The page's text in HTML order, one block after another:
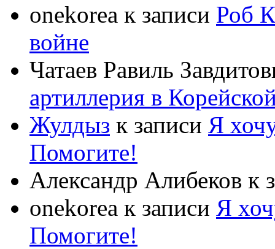
onekorea к записи Роб
войне
Чатаев Равиль
артиллерия в
Жулдыз к записи Я
Помогите!
Александр Алибеков к
onekorea к записи Я
Помогите!